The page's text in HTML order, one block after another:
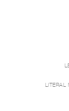
LITERAL